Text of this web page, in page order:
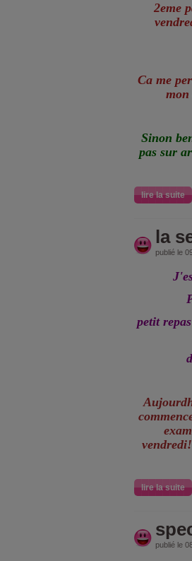
2eme
Ca me
Sinon
pas sur
lire la suite
la
publié le
petit
lire la suite
publié le